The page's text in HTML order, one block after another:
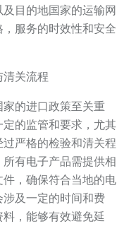
目的地国家的运输网
服务的时效性和安全
关流程
的进口政策至关重
的监管和要求，尤其
严格的检验和清关程
有电子产品需提供相
，确保符合当地的电
及一定的时间和费
，能够有效避免延